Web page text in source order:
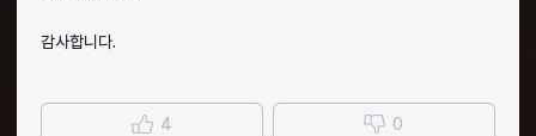
감사합니다.
4 0